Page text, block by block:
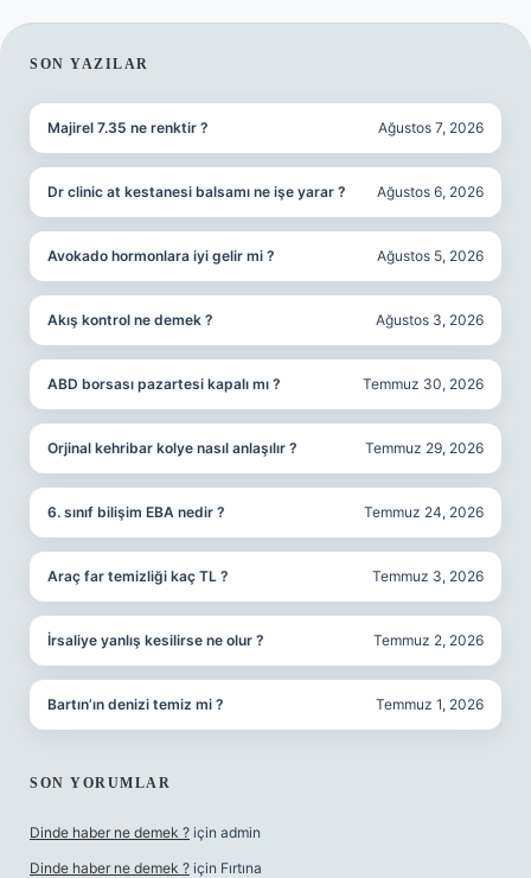
SIDEBAR
SON YAZILAR
Majirel 7.35 ne renktir ? Ağustos 7, 2026
Dr clinic at kestanesi balsamı ne işe yarar ? Ağustos 6, 2026
Avokado hormonlara iyi gelir mi ? Ağustos 5, 2026
Akış kontrol ne demek ? Ağustos 3, 2026
ABD borsası pazartesi kapalı mı ? Temmuz 30, 2026
Orjinal kehribar kolye nasıl anlaşılır ? Temmuz 29, 2026
6. sınıf bilişim EBA nedir ? Temmuz 24, 2026
Araç far temizliği kaç TL ? Temmuz 3, 2026
İrsaliye yanlış kesilirse ne olur ? Temmuz 2, 2026
Bartın’ın denizi temiz mi ? Temmuz 1, 2026
SON YORUMLAR
Dinde haber ne demek ? için admin
Dinde haber ne demek ? için Fırtına